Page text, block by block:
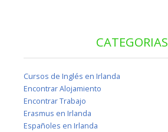
CATEGORIAS
Cursos de Inglés en Irlanda
Encontrar Alojamiento
Encontrar Trabajo
Erasmus en Irlanda
Españoles en Irlanda